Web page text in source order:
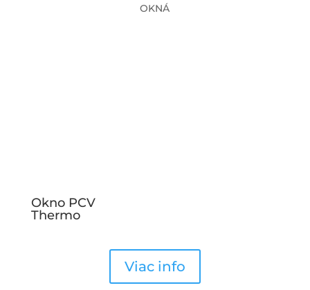
OKNÁ
Okno PCV
Thermo
Viac info